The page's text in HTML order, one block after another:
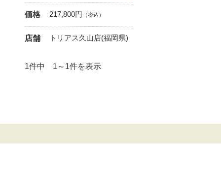
価格 217,800円 （税込）
店舗 トリアス久山店(福岡県)
1件中 1～1件を表示